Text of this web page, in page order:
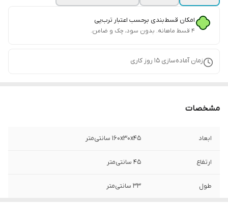
امکان قسط‌بندی برحسب اعتبار ترب‌پی
۴ قسط ماهانه. بدون سود، چک و ضامن.
زمان آماده‌سازی 15 روز کاری
مشخصات
ابعاد 160x30x45 سانتی‌متر
ارتفاع 45 سانتی‌متر
طول 33 سانتی‌متر